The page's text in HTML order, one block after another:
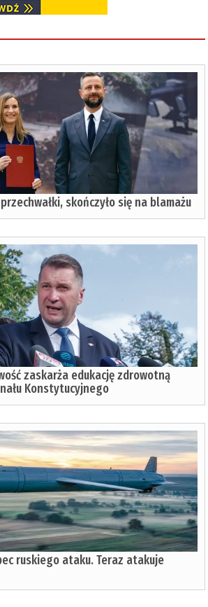
skończyło się na blamażu
zaskarża edukację zdrowotną
Konstytucyjnego
ruskiego ataku. Teraz atakuje